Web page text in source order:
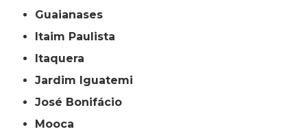
Guaianases
Itaim Paulista
Itaquera
Jardim Iguatemi
José Bonifácio
Mooca